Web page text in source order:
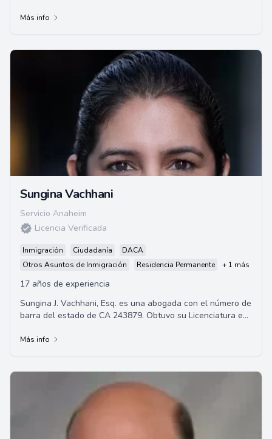
Más info
Sungina Vachhani
Servicio Anaheim
Licencia Verificada
Inmigración Ciudadanía
DACA
Otros Asuntos de Inmigración
Residencia Permanente + 1 más
17 años de experiencia
Sungina J. Vachhani, Esq. es una abogada con el número de
barra del estado de CA 243879. Obtuvo su Licenciatura en
Más info